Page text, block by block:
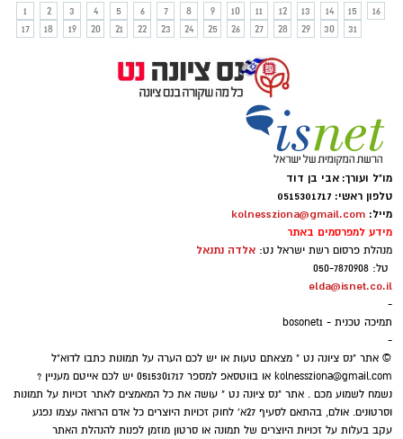
1
2 3 4 5 6 7 8 9 10 11 12 13 14 15
16
17
18 19 20 21 22 23 24 25 26 27 28 29 30 31
מו"ל ועורך: אבי בן דוד
טלפון ראשי: 0515301717
מייל: kolnessziona@gmail.com
מידע למפרסמים באתר
מנהלת פרסום רשת ישראל נט: אלדה נתנאל
טל: 050-7870908
elda@isnet.co.il
-
תמיכה טכנית - bosonet1
-
© אתר "נס ציונה נט " מצאתם טעות או יש לכם הערה על תמונות כתבו לדוא"ל
kolnessziona@gmail.com
או בווטסאפ למספר 0515301717 יש לכם אייטם מעניין ?
נשמח לשמוע מכם . אתר "נס ציונה נט " עושה את כל המאמצים לאתר זכויות על תמונות
וסרטונים. אולם, בהתאם לסעיף 27א' לחוק זכויות היוצרים כל אדם הרואה עצמו נפגע
עקב בעלות על זכויות היוצרים של תמונה או סרטון מוזמן לפנות להנהלת האתר